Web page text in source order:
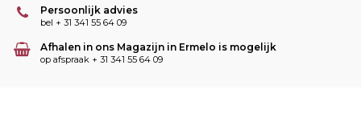
Persoonlijk advies
bel + 31 341 55 64 09
Afhalen in ons Magazijn in Ermelo is mogelijk
op afspraak + 31 341 55 64 09